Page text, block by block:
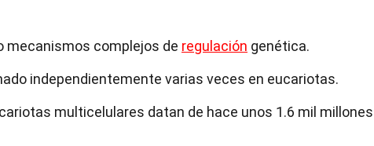
mecanismos complejos de regulación genética.
independientemente varias veces en eucariotas.
multicelulares datan de hace unos 1.6 mil